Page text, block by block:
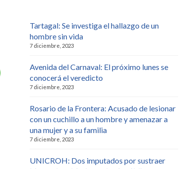
Tartagal: Se investiga el hallazgo de un
hombre sin vida
7 diciembre, 2023
Avenida del Carnaval: El próximo lunes se
conocerá el veredicto
7 diciembre, 2023
Rosario de la Frontera: Acusado de lesionar
con un cuchillo a un hombre y amenazar a
una mujer y a su familia
7 diciembre, 2023
UNICROH: Dos imputados por sustraer